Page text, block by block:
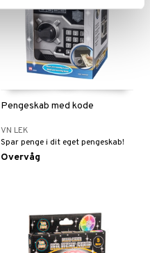
Pengeskab med kode
VN LEK
Spar penge i dit eget pengeskab!
Overvåg